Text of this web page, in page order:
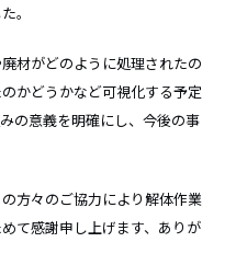
。
材がどのように処理されたの
かどうかなど可視化する予定
の意義を明確にし、今後の事
方々のご協力により解体作業
て感謝申し上げます、ありが